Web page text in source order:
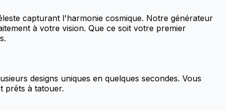
capturant l'harmonie cosmique. Notre générateur
à votre vision. Que ce soit votre premier
designs uniques en quelques secondes. Vous
prêts à tatouer.